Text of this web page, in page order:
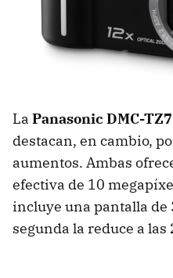
La Panasonic DMC-TZ7
destacan, en cambio,
aumentos. Ambas
efectiva de 10
incluye una pantalla de
segunda la reduce a las